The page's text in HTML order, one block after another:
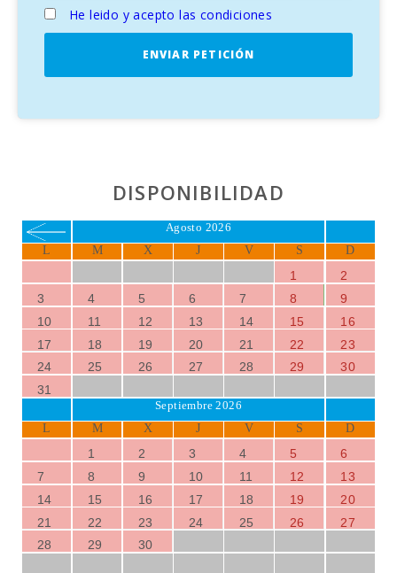
He leido y acepto las condiciones
ENVIAR PETICIÓN
DISPONIBILIDAD
Agosto 2026
L M X J V S D
1
2
3
4 5 6 7 8
9
10
11 12 13 14 15
16
17
18 19 20 21 22
23
24
25 26 27 28 29
30
31
Septiembre 2026
L M X J V S D
1 2 3 4 5
6
7
8 9 10 11 12
13
14
15 16 17 18 19
20
21
22 23 24 25 26
27
28
29 30